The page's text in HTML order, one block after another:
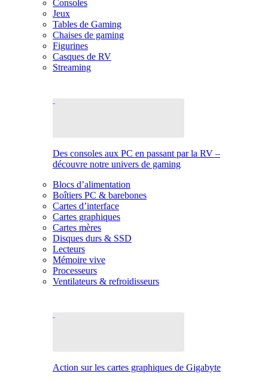
Consoles
Jeux
Tables de Gaming
Chaises de gaming
Figurines
Casques de RV
Streaming
Des consoles aux PC en passant par la RV –
découvre notre univers de gaming
Blocs d’alimentation
Boîtiers PC & barebones
Cartes d’interface
Cartes graphiques
Cartes mères
Disques durs & SSD
Lecteurs
Mémoire vive
Processeurs
Ventilateurs & refroidisseurs
Action sur les cartes graphiques de Gigabyte